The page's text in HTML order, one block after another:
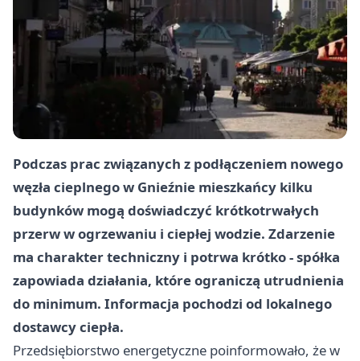
Podczas prac związanych z podłączeniem nowego
węzła cieplnego w Gnieźnie mieszkańcy kilku
budynków mogą doświadczyć krótkotrwałych
przerw w ogrzewaniu i ciepłej wodzie. Zdarzenie
ma charakter techniczny i potrwa krótko - spółka
zapowiada działania, które ograniczą utrudnienia
do minimum. Informacja pochodzi od lokalnego
dostawcy ciepła.
Przedsiębiorstwo energetyczne poinformowało, że w